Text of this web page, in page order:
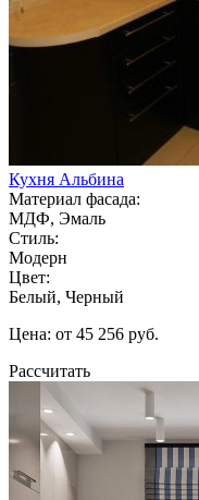
Кухня Альбина
Материал фасада:
МДФ, Эмаль
Стиль:
Модерн
Цвет:
Белый, Черный
Цена: от 45 256 руб.
Рассчитать